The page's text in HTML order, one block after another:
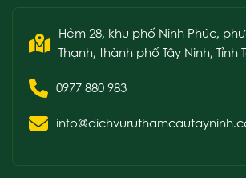
Hẻm 28, khu phố Ninh Phúc,
Thạnh, thành phố Tây Ninh, Tỉnh
0977 880 983